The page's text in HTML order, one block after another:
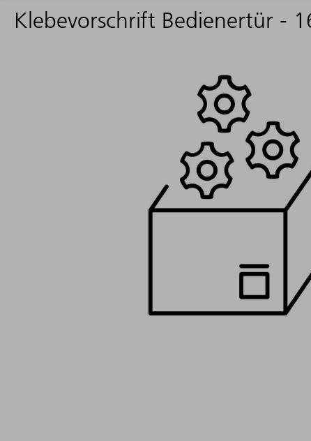
Klebevorschrift Bedienertür -